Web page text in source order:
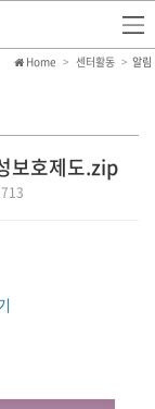
Home 센터활동 알림
보호제도.zip